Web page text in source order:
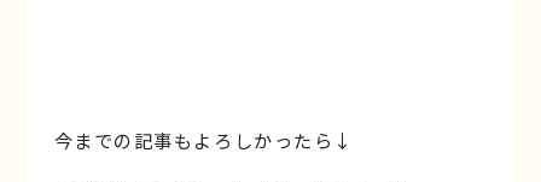
今までの記事もよろしかったら↓